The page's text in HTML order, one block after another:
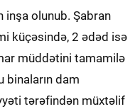
inşa olunub. Şabran
küçəsində, 2 ədəd isə
müddətini tamamilə
binaların dam
tərəfindən müxtəlif